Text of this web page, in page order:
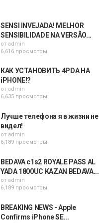
SENSI INVEJADA! MELHOR
SENSIBILIDADE NA VERSÃO...
от admin
6,616 просмотры
КАК УСТАНОВИТЬ 4PDA НА
iPHONE!?
от admin
6,635 просмотры
Лучше телефона я в жизни не
видел!
от admin
6,189 просмотры
BEDAVA c1s2 ROYALE PASS AL
YADA 1800UC KAZAN BEDAVA...
от admin
6,189 просмотры
BREAKING NEWS - Apple
Confirms iPhone SE...